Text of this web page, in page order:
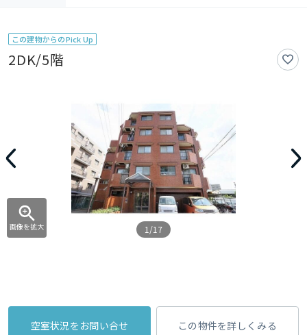
この建物からのPick Up
2DK/5階
画像を拡大 1/17
空室状況をお問い合せ この物件を詳しくみる